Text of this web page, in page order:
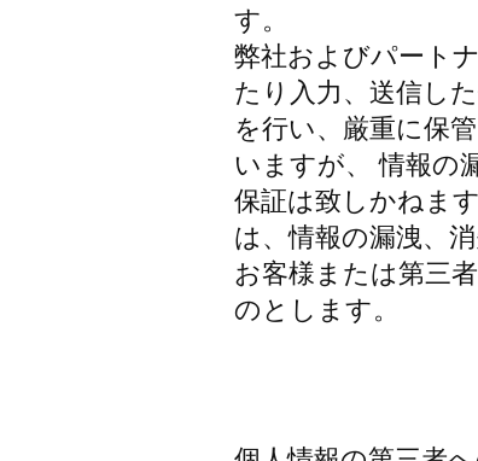
す。
弊社およびパート
たり入力、送信し
を行い、厳重に保
いますが、 情報の
保証は致しかねま
は、情報の漏洩、
お客様または第三
のとします。